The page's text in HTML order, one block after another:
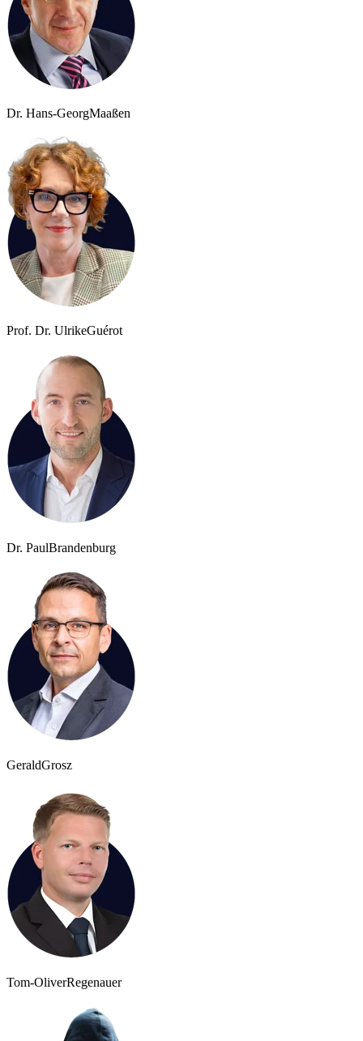
Dr. Hans-GeorgMaaßen
Prof. Dr. UlrikeGuérot
Dr. PaulBrandenburg
GeraldGrosz
Tom-OliverRegenauer